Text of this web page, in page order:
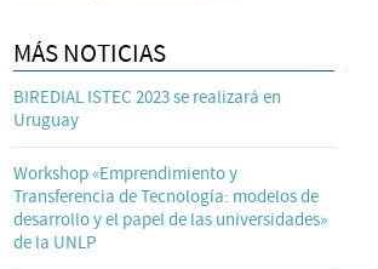
MÁS NOTICIAS
BIREDIAL ISTEC 2023 se realizará en
Uruguay
Workshop «Emprendimiento y
Transferencia de Tecnología: modelos de
desarrollo y el papel de las universidades»
de la UNLP